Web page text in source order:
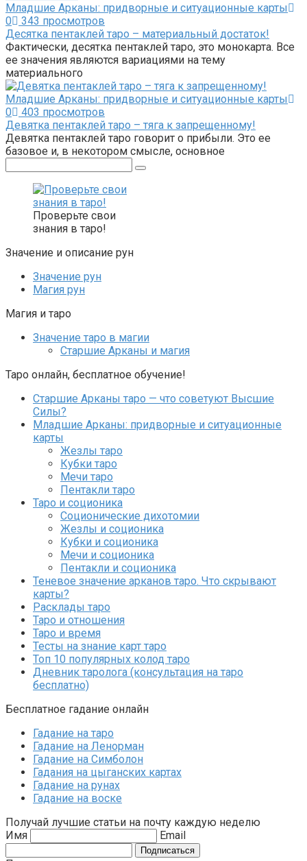
Младшие Арканы: придворные и ситуационные карты
0
343 просмотров
Десятка пентаклей таро – материальный достаток!
Фактически, десятка пентаклей таро, это монокарта. Все
ее значения являются вариациями на тему
материального
Младшие Арканы: придворные и ситуационные карты
0
403 просмотров
Девятка пентаклей таро – тяга к запрещенному!
Девятка пентаклей таро говорит о прибыли. Это ее
базовое и, в некотором смысле, основное
Проверьте свои
знания в таро!
Значение и описание рун
Значение рун
Магия рун
Магия и таро
Значение таро в магии
Старшие Арканы и магия
Таро онлайн, бесплатное обучение!
Старшие Арканы таро — что советуют Высшие
Силы?
Младшие Арканы: придворные и ситуационные
карты
Жезлы таро
Кубки таро
Мечи таро
Пентакли таро
Таро и соционика
Соционические дихотомии
Жезлы и соционика
Кубки и соционика
Мечи и соционика
Пентакли и соционика
Теневое значение арканов таро. Что скрывают
карты?
Расклады таро
Таро и отношения
Таро и время
Тесты на знание карт таро
Топ 10 популярных колод таро
Дневник таролога (консультация на таро
бесплатно)
Бесплатное гадание онлайн
Гадание на таро
Гадание на Ленорман
Гадание на Симболон
Гадания на цыганских картах
Гадание на рунах
Гадание на воске
Получай лучшие статьи на почту каждую неделю
Имя
Email
Подписаться